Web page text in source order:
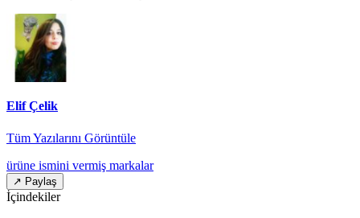
Elif Çelik
Tüm Yazılarını Görüntüle
ürüne ismini vermiş markalar
↗ Paylaş
İçindekiler